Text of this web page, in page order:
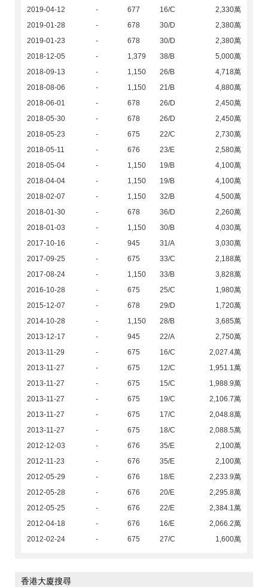
2019-04-12 - 677 16/C
2,330萬
2019-01-28
- 678 30/D
2,380萬
2019-01-23
- 678 30/D
2,380萬
2018-12-05
- 1,379 38/B
5,000萬
2018-09-13
- 1,150 26/B
4,718萬
2018-08-06
- 1,150 21/B
4,880萬
2018-06-01
- 678 26/D
2,450萬
2018-05-30
- 678 26/D
2,450萬
2018-05-23
- 675 22/C
2,730萬
2018-05-11
- 676 23/E
2,580萬
2018-05-04
- 1,150 19/B
4,100萬
2018-04-04
- 1,150 19/B
4,100萬
2018-02-07
- 1,150 32/B
4,500萬
2018-01-30
- 678 36/D
2,260萬
2018-01-03
- 1,150 30/B
4,030萬
2017-10-16
- 945 31/A
3,030萬
2017-09-25
- 675 33/C
2,188萬
2017-08-24
- 1,150 33/B
3,828萬
2016-10-28
- 675 25/C
1,980萬
2015-12-07
- 678 29/D
1,720萬
2014-10-28
- 1,150 28/B
3,685萬
2013-12-17
- 945 22/A
2,750萬
2013-11-29
- 675 16/C
2,027.4萬
2013-11-27
- 675 12/C
1,951.1萬
2013-11-27
- 675 15/C
1,988.9萬
2013-11-27
- 675 19/C
2,106.7萬
2013-11-27
- 675 17/C
2,048.8萬
2013-11-27
- 675 18/C
2,088.5萬
2012-12-03
- 676 35/E
2,100萬
2012-11-23
- 676 35/E
2,100萬
2012-05-29
- 676 18/E
2,233.9萬
2012-05-28
- 676 20/E
2,295.8萬
2012-05-25
- 676 22/E
2,384.1萬
2012-04-18
- 676 16/E
2,066.2萬
2012-02-24
- 675 27/C 1,600萬
香港大廈搜尋